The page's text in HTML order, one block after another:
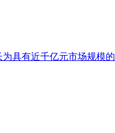
具有近千亿元市场规模的